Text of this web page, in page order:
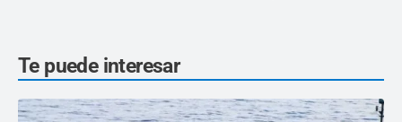
Te puede interesar